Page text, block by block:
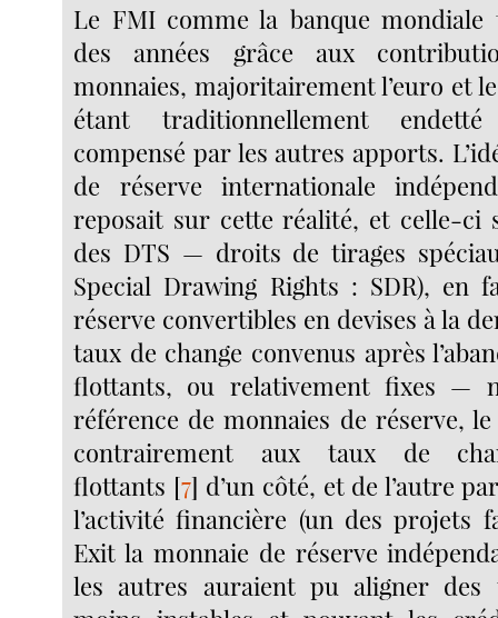
Le FMI comme la banque
des années grâce aux
monnaies, majoritairement l’euro et
étant traditionnellement
compensé par les autres apports.
de réserve internationale
reposait sur cette réalité, et celle-ci
des DTS — droits de tirages
Special Drawing Rights : SDR), en
réserve convertibles en devises à la
taux de change convenus après
flottants, ou relativement fixes —
référence de monnaies de réserve,
contrairement aux taux de
flottants [7] d’un côté, et de l’autre
l’activité financière (un des projets
Exit la monnaie de réserve
les autres auraient pu aligner des